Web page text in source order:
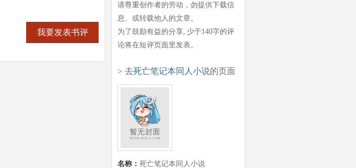
我要发表书评
请尊重创作者的劳动，勿提供下载信
息、或转载他人的文章。
为了鼓励有益的分享, 少于140字的评
论将在短评页面里发表。
> 去死亡笔记本同人小说的页面
名称： 死亡笔记本同人小说